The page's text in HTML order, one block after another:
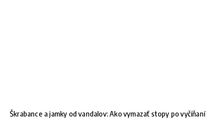
Škrabance a jamky od vandalov: Ako vymazať stopy po vyčíňaní